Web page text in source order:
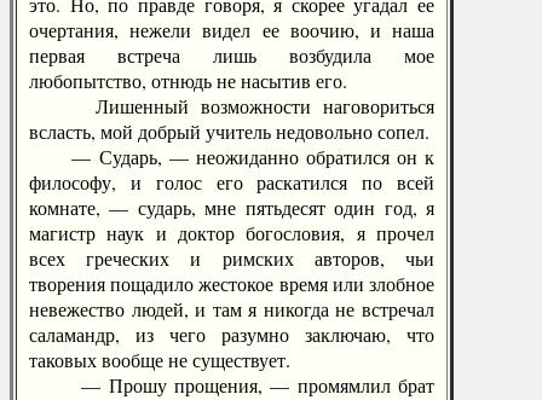
очертания, нежели видел ее воочию, и наша
первая встреча лишь возбудила мое
любопытство, отнюдь не насытив его.
Лишенный возможности наговориться
всласть, мой добрый учитель недовольно сопел.
— Сударь, — неожиданно обратился он к
философу, и голос его раскатился по всей
комнате, — сударь, мне пятьдесят один год, я
магистр наук и доктор богословия, я прочел
всех греческих и римских авторов, чьи
творения пощадило жестокое время или злобное
невежество людей, и там я никогда не встречал
саламандр, из чего разумно заключаю, что
таковых вообще не существует.
— Прошу прощения, — промямлил брат